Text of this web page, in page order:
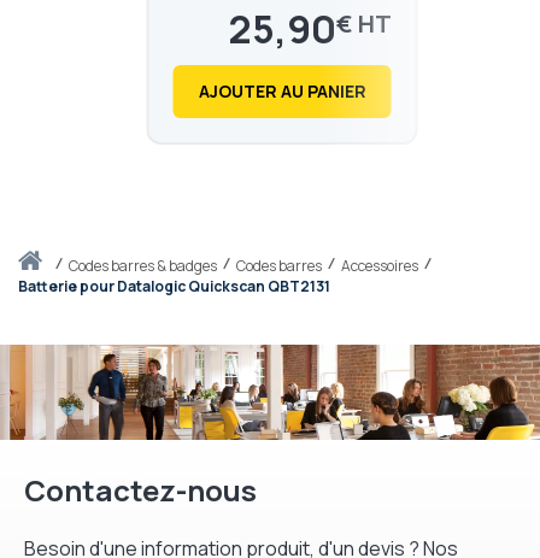
Accueilcodes barres & badges Codes barres
Accessoires
Batterie pour Datalogic Quickscan QBT2131
25,90€
31,08
AJOUTER AU PANIER
Contactez-nous
Besoin d'une information produit, d'un devis ? Nos